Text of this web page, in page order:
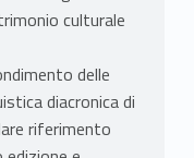
culturale
delle
diacronica di
riferimento